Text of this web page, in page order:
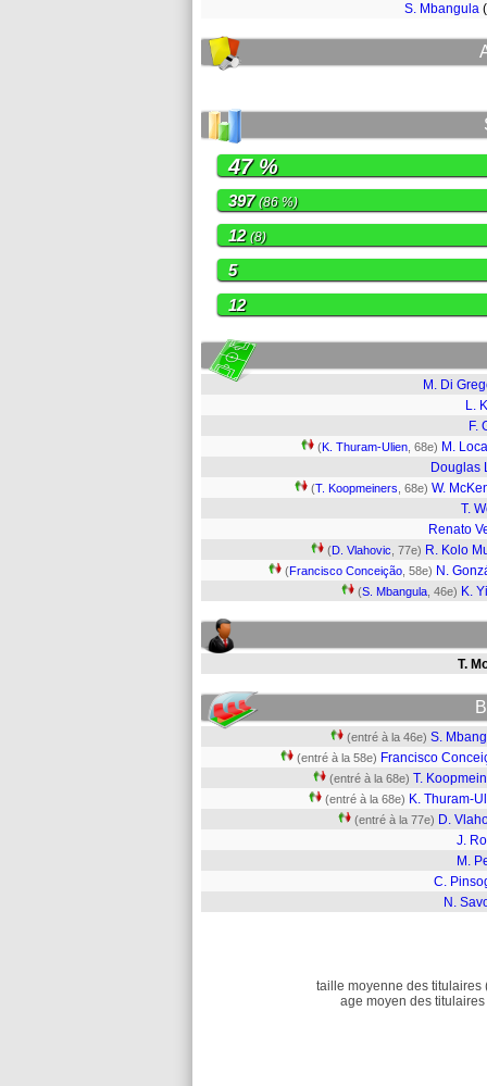
S. Mbangula
47 %
397(86 %)
12(8)
5
12
M. Di
L.
F.
(K. Thuram-Ulien , 68e) M.
Douglas
(T. Koopmeiners , 68e) W.
T.
Renato
(D. Vlahovic , 77e) R. Kolo
(Francisco Conceição , 58e) N.
(S. Mbangula , 46e) K.
T.
(entré à la 46e) S.
(entré à la 58e) Francisco
(entré à la 68e) T.
(entré à la 68e) K. Thuram-
(entré à la 77e) D.
J.
M.
C.
N.
taille moyenne des titulaires
age moyen des titulaires